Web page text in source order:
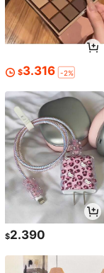
$3.316 -2%
$2.390